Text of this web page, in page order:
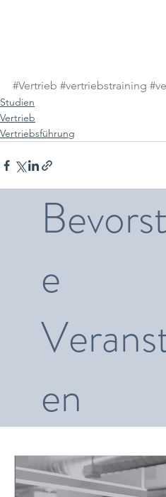
e
en
#Vertrieb #vertriebstraining
Studien
Vertrieb
Vertriebsführung